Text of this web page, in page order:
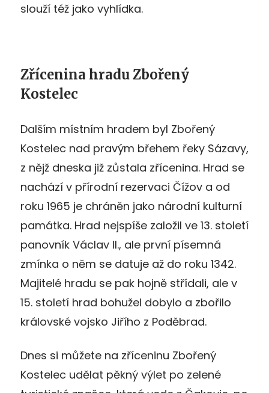
slouží též jako vyhlídka.
Zřícenina hradu Zbořený
Kostelec
Dalším místním hradem byl Zbořený
Kostelec nad pravým břehem řeky Sázavy,
z nějž dneska již zůstala zřícenina. Hrad se
nachází v přírodní rezervaci Čížov a od
roku 1965 je chráněn jako národní kulturní
památka. Hrad nejspíše založil ve 13. století
panovník Václav II., ale první písemná
zmínka o něm se datuje až do roku 1342.
Majitelé hradu se pak hojně střídali, ale v
15. století hrad bohužel dobylo a zbořilo
královské vojsko Jiřího z Poděbrad.
Dnes si můžete na zříceninu Zbořený
Kostelec udělat pěkný výlet po zelené